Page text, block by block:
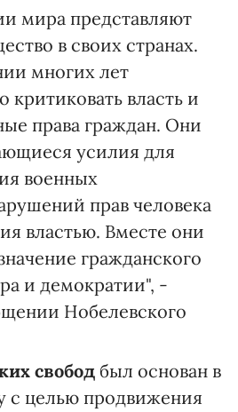
мира представляют
в своих странах.
многих лет
критиковать власть и
права граждан. Они
усилия для
военных
прав человека
властью. Вместе они
гражданского
и демократии", -
Нобелевского
свобод был основан в
с целью продвижения